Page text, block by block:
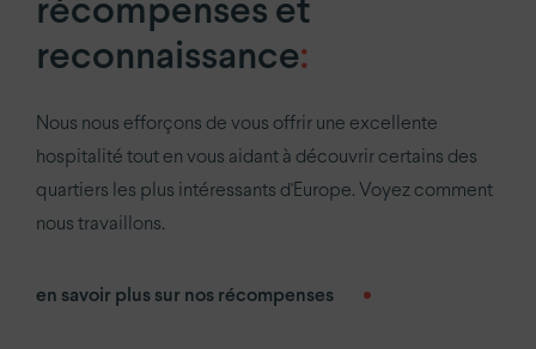
récompenses et
reconnaissance:
Nous nous efforçons de vous offrir une excellente
hospitalité tout en vous aidant à découvrir certains des
quartiers les plus intéressants d'Europe. Voyez comment
nous travaillons.
en savoir plus sur nos récompenses